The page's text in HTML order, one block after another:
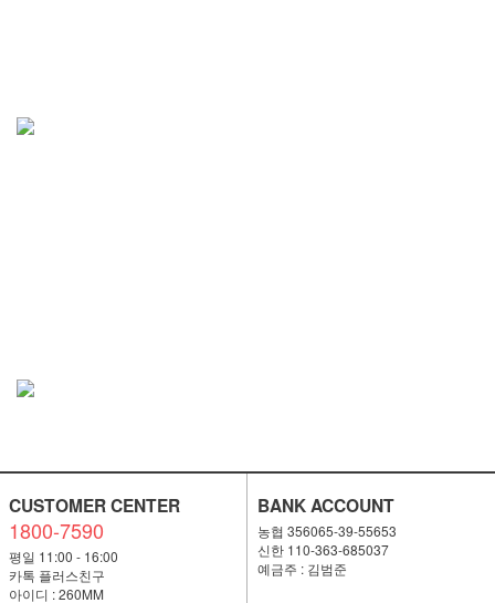
CUSTOMER CENTER
1800-7590
평일 11:00 - 16:00
카톡 플러스친구
아이디 : 260MM
BANK ACCOUNT
농협 356065-39-55653
신한 110-363-685037
예금주 : 김범준